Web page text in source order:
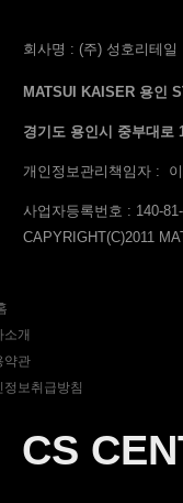
회사명 : (주) 성호리테일
MATSUI KAISER 용인
경기도 용인시 중부대로
개인정보관리책임자 :
사업자등록번호 : 140-
CAPYRIGHT(C)2011
소개
약관
정보취급방침
CS